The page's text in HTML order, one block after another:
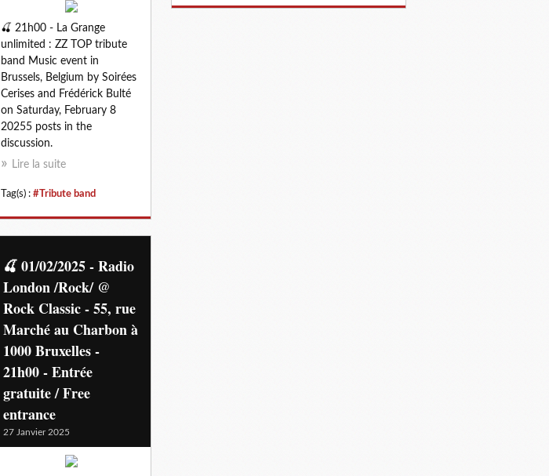
🍒 21h00 - La Grange
unlimited : ZZ TOP tribute
band Music event in
Brussels, Belgium by Soirées
Cerises and Frédérick Bulté
on Saturday, February 8
20255 posts in the
discussion.
Lire la suite
Tag(s) : #Tribute band
🍒 01/02/2025 - Radio
London /Rock/ @
Rock Classic - 55, rue
Marché au Charbon à
1000 Bruxelles -
21h00 - Entrée
gratuite / Free
entrance
27 Janvier 2025